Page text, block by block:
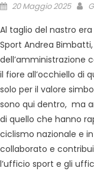
20 Maggio 2025
Al taglio del nastro
Sport Andrea
dell’amministrazione
il fiore all’occhiello di
solo per il valore
sono qui dentro, ma
di quello che hanno
ciclismo nazionale e
collaborato e
l’ufficio sport e gli